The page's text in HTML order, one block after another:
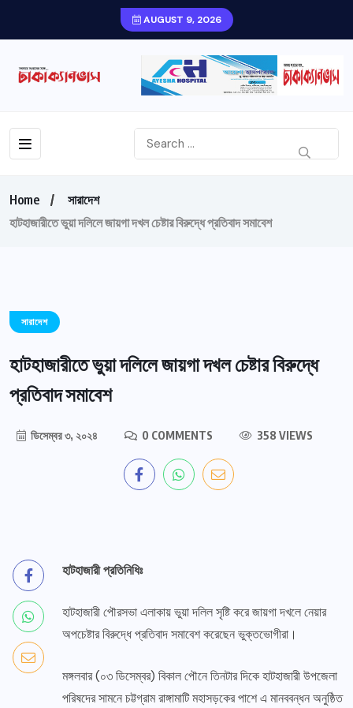
AUGUST 9, 2026
Home
সারাদেশ
হাটহাজারীতে ভুয়া দলিলে জায়গা দখল চেষ্টার বিরুদ্ধে প্রতিবাদ সমাবেশ
সারাদেশ
হাটহাজারীতে ভুয়া দলিলে জায়গা দখল চেষ্টার বিরুদ্ধে
প্রতিবাদ সমাবেশ
ডিসেম্বর ৩, ২০২৪ 0 COMMENTS 358 VIEWS
হাটহাজারী প্রতিনিধিঃ
হাটহাজারী পৌরসভা এলাকায় ভুয়া দলিল সৃষ্টি করে জায়গা দখলে নেয়ার
অপচেষ্টার বিরুদ্ধে প্রতিবাদ সমাবেশ করেছেন ভুক্তভোগীরা।
মঙ্গলবার (০৩ ডিসেম্বর) বিকাল পৌনে তিনটার দিকে হাটহাজারী উপজেলা
পরিষদের সামনে চট্টগ্রাম রাঙ্গামাটি মহাসড়কের পাশে এ মানববন্ধন অনুষ্ঠিত